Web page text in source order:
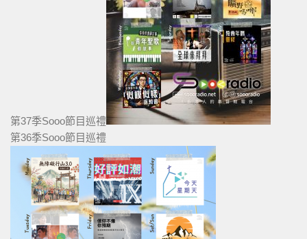
第37季Sooo節目巡禮
第36季Sooo節目巡禮